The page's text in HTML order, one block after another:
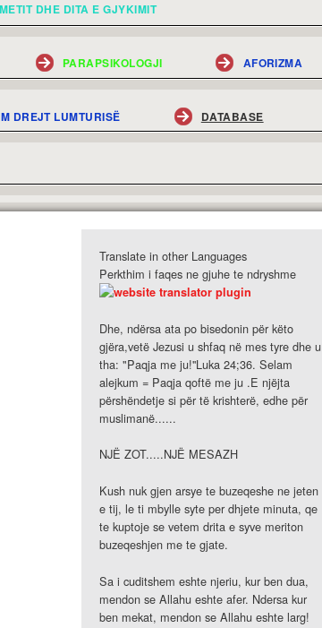
DHE DITA E GJYKIMIT
PARAPSIKOLOGJI AFORIZMA
DREJT LUMTURISË DATABASE
Translate in other Languages
Perkthim i faqes ne gjuhe te ndryshme
Dhe, ndërsa ata po bisedonin për këto
gjëra,vetë Jezusi u shfaq në mes tyre dhe u
tha: "Paqja me ju!''Luka 24;36. Selam
alejkum = Paqja qoftë me ju .E njëjta
përshëndetje si për të krishterë, edhe për
muslimanë......
NJË ZOT.....NJË MESAZH
Kush nuk gjen arsye te buzeqeshe ne jeten
e tij, le ti mbylle syte per dhjete minuta, qe
te kuptoje se vetem drita e syve meriton
buzeqeshjen me te gjate.
Sa i cuditshem eshte njeriu, kur ben dua,
mendon se Allahu eshte afer. Ndersa kur
ben mekat, mendon se Allahu eshte larg!